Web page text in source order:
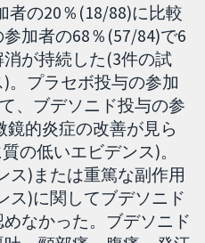
者の20％(18/88)に比較
加者の68％(57/84)で6
が持続した(3件の試
。プラセボ投与の参加
、ブデソニド投与の参
鏡的炎症の改善が見ら
の低いエビデンス)。
ス)または重篤な副作用
ス)に関してブデソニド
なかった。ブデソニド